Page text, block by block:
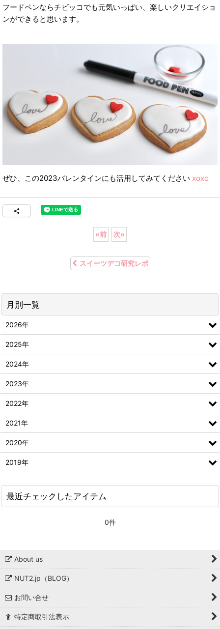
フードペンならチビッコでも元気いっぱい、楽しいクリエイショ
ンができると思います。
ぜひ、この2023バレンタインにも活用してみてください xoxo
«前 次»
スイーツデコ研究レポ
月別一覧
2026年
2025年
2024年
2023年
2022年
2021年
2020年
2019年
最近チェックしたアイテム
0件
About us
NUT2.jp（BLOG）
お問い合せ
特定商取引法表示